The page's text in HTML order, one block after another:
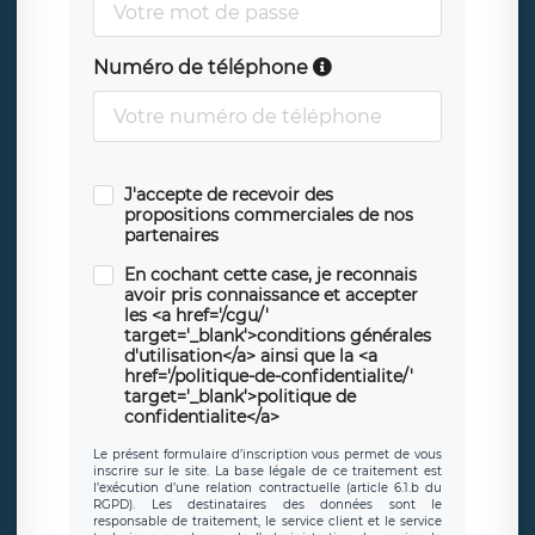
Numéro de téléphone
J'accepte de recevoir des
propositions commerciales de nos
partenaires
En cochant cette case, je reconnais
avoir pris connaissance et accepter
les <a href='/cgu/'
target='_blank'>conditions générales
d'utilisation</a> ainsi que la <a
href='/politique-de-confidentialite/'
target='_blank'>politique de
confidentialite</a>
Le présent formulaire d’inscription vous permet de vous
inscrire sur le site. La base légale de ce traitement est
l’exécution d’une relation contractuelle (article 6.1.b du
RGPD). Les destinataires des données sont le
responsable de traitement, le service client et le service